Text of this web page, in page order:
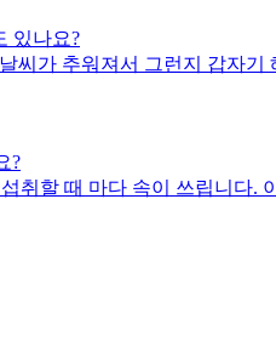
있나요?
씨가 추워져서 그런지 갑자
?
취할 때 마다 속이 쓰립니다.